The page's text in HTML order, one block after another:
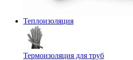
Теплоизоляция
Термоизоляция для труб